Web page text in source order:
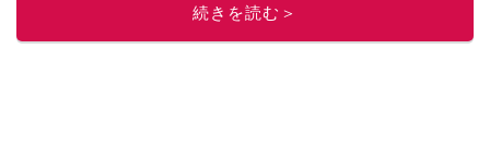
続きを読む＞